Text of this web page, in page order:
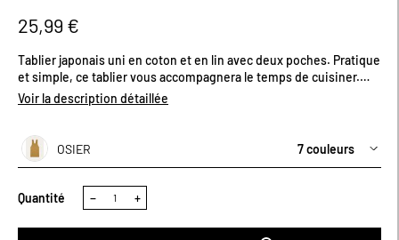
la
Galerie
d’images
25,99 €
Tablier japonais uni en coton et en lin avec deux poches. Pratique
et simple, ce tablier vous accompagnera le temps de cuisiner.
Certifié OEKO-TEX®, il respecte les peaux sensibles et répond
aux exigences environnementales. Existe en plusieurs coloris.
Voir la description détaillée
OSIER 7 couleurs
Quantité − +